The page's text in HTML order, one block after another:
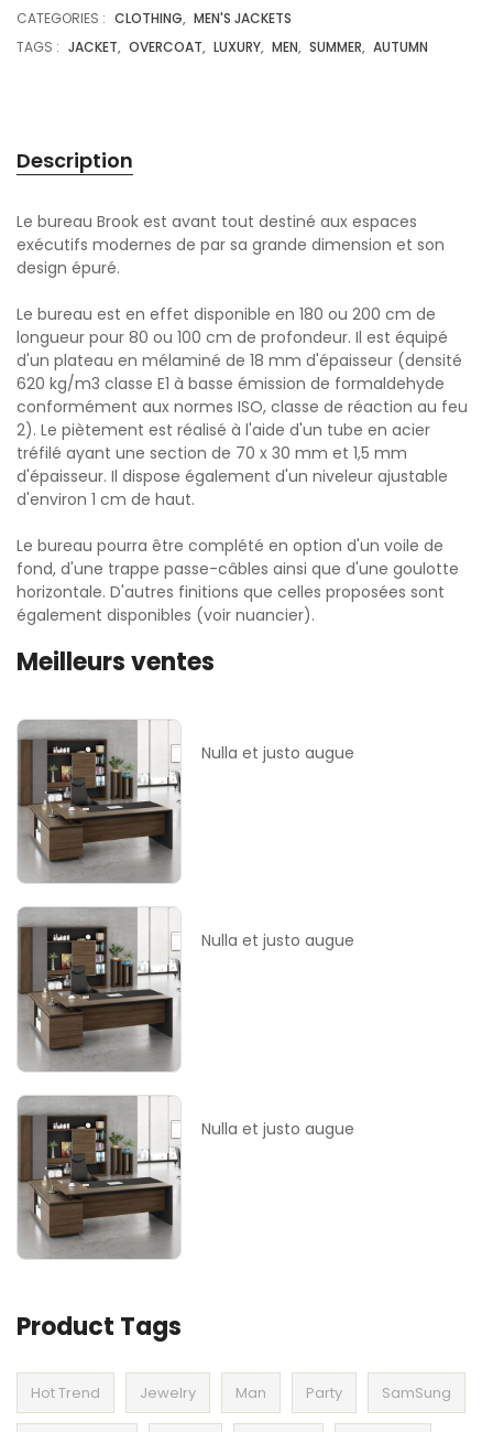
CATEGORIES : CLOTHING, MEN'S JACKETS
TAGS : JACKET, OVERCOAT, LUXURY, MEN, SUMMER, AUTUMN
Description
Le bureau Brook est avant tout destiné aux espaces
exécutifs modernes de par sa grande dimension et son
design épuré.
Le bureau est en effet disponible en 180 ou 200 cm de
longueur pour 80 ou 100 cm de profondeur. Il est équipé
d'un plateau en mélaminé de 18 mm d'épaisseur (densité
620 kg/m3 classe E1 à basse émission de formaldehyde
conformément aux normes ISO, classe de réaction au feu
2). Le piètement est réalisé à l'aide d'un tube en acier
tréfilé ayant une section de 70 x 30 mm et 1,5 mm
d'épaisseur. Il dispose également d'un niveleur ajustable
d'environ 1 cm de haut.
Le bureau pourra être complété en option d'un voile de
fond, d'une trappe passe-câbles ainsi que d'une goulotte
horizontale. D'autres finitions que celles proposées sont
également disponibles (voir nuancier).
Meilleurs ventes
Nulla et justo augue
Nulla et justo augue
Nulla et justo augue
Product Tags
Hot Trend Jewelry Man Party SamSung